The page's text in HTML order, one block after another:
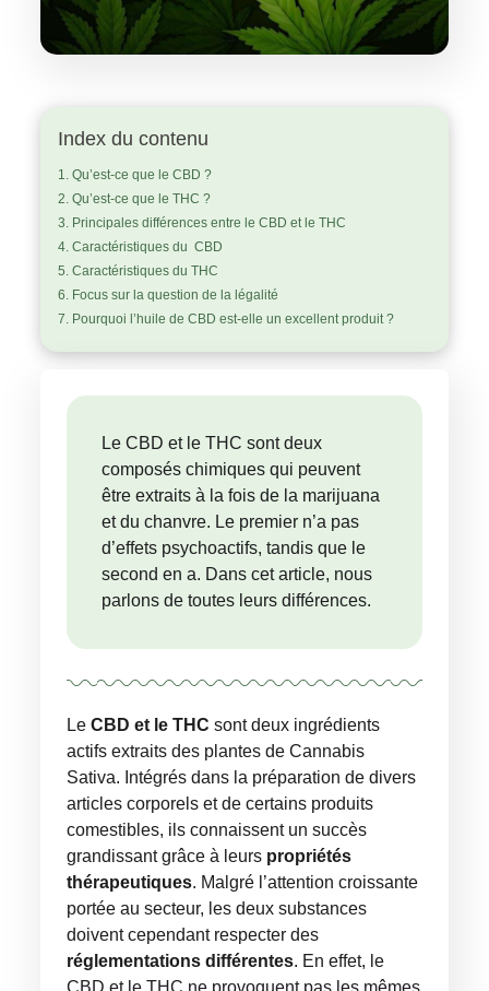
Index du contenu
Qu’est-ce que le CBD ?
Qu’est-ce que le THC ?
Principales différences entre le CBD et le THC
Caractéristiques du CBD
Caractéristiques du THC
Focus sur la question de la légalité
Pourquoi l’huile de CBD est-elle un excellent produit ?
Le CBD et le THC sont deux
composés chimiques qui peuvent
être extraits à la fois de la marijuana
et du chanvre. Le premier n’a pas
d’effets psychoactifs, tandis que le
second en a. Dans cet article, nous
parlons de toutes leurs différences.
LeCBD et le THC sont deux ingrédients
actifs extraits des plantes de Cannabis
Sativa. Intégrés dans la préparation de divers
articles corporels et de certains produits
comestibles, ils connaissent un succès
grandissant grâce à leurs propriétés
thérapeutiques. Malgré l’attention croissante
portée au secteur, les deux substances
doivent cependant respecter des
réglementations différentes. En effet, le
CBD et le THC ne provoquent pas les mêmes